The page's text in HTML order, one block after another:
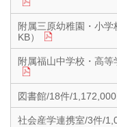
附属三原幼稚園・小
KB）
附属福山中学校・高
図書館/18件/1,172,000
社会産学連携室/3件/